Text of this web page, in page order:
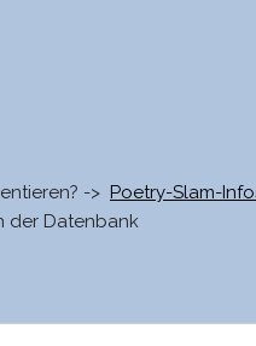
-> Poetry-Slam-
der Datenbank